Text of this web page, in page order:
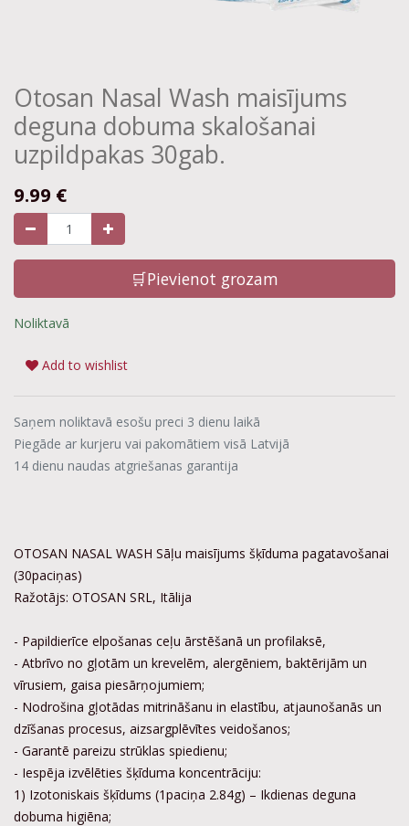
Otosan Nasal Wash maisījums
deguna dobuma skalošanai
uzpildpakas 30gab.
9.99 €
🛒Pievienot grozam
Noliktavā
Add to wishlist
Saņem noliktavā esošu preci 3 dienu laikā
Piegāde ar kurjeru vai pakomātiem visā Latvijā
14 dienu naudas atgriešanas garantija
OTOSAN NASAL WASH Sāļu maisījums šķīduma pagatavošanai
(30paciņas)
Ražotājs: OTOSAN SRL, Itālija
- Papildierīce elpošanas ceļu ārstēšanā un profilaksē,
- Atbrīvo no gļotām un krevelēm, alergēniem, baktērijām un
vīrusiem, gaisa piesārņojumiem;
- Nodrošina gļotādas mitrināšanu in elastību, atjaunošanās un
dzīšanas procesus, aizsargplēvītes veidošanos;
- Garantē pareizu strūklas spiedienu;
- Iespēja izvēlēties šķīduma koncentrāciju:
1) Izotoniskais šķīdums (1paciņa 2.84g) – Ikdienas deguna
dobuma higiēna;